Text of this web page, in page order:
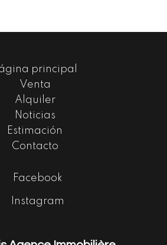
principal
Venta
Alquiler
Noticias
Estimación
Contacto
Facebook
Instagram